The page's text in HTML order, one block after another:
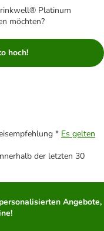
Platinum
möchten?
hoch!
* Es gelten
der letzten 30
Angebote,